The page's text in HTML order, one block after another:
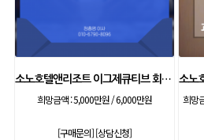
소노호텔앤리조트 이그제큐티브 회원권
희망금액 :5,000만원 / 6,000만원
[구매문의][상담신청]
희망